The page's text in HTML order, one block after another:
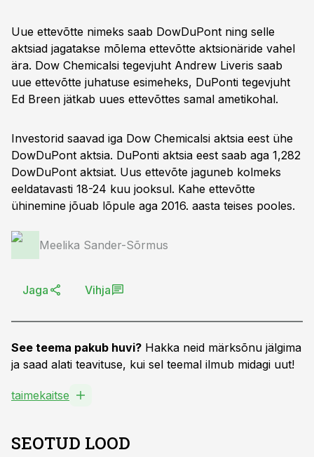
Uue ettevõtte nimeks saab DowDuPont ning selle
aktsiad jagatakse mõlema ettevõtte aktsionäride vahel
ära. Dow Chemicalsi tegevjuht Andrew Liveris saab
uue ettevõtte juhatuse esimeheks, DuPonti tegevjuht
Ed Breen jätkab uues ettevõttes samal ametikohal.
Investorid saavad iga Dow Chemicalsi aktsia eest ühe
DowDuPont aktsia. DuPonti aktsia eest saab aga 1,282
DowDuPont aktsiat. Uus ettevõte jaguneb kolmeks
eeldatavasti 18-24 kuu jooksul. Kahe ettevõtte
ühinemine jõuab lõpule aga 2016. aasta teises pooles.
Meelika Sander-Sõrmus
Jaga Vihja
See teema pakub huvi? Hakka neid märksõnu jälgima
ja saad alati teavituse, kui sel teemal ilmub midagi uut!
taimekaitse
SEOTUD LOOD